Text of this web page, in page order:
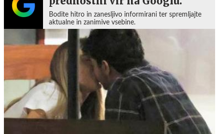
Bodite hitro in zanesljivo informirani ter spremljajte
aktualne in zanimive vsebine.